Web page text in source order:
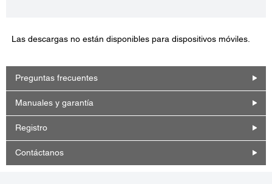
Las descargas no están disponibles para dispositivos móviles.
Preguntas frecuentes
Manuales y garantía
Registro
Contáctanos